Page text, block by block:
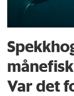
Var det